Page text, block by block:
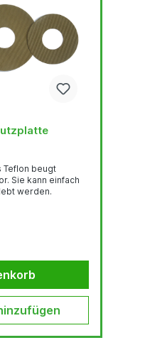
Teflon beugt
Sie kann einfach
werden.